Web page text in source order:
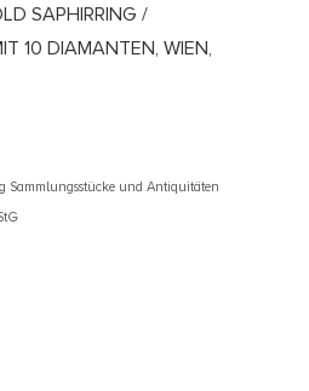
SAPHIRRING /
10 DIAMANTEN, WIEN,
Sammlungsstücke und Antiquitäten